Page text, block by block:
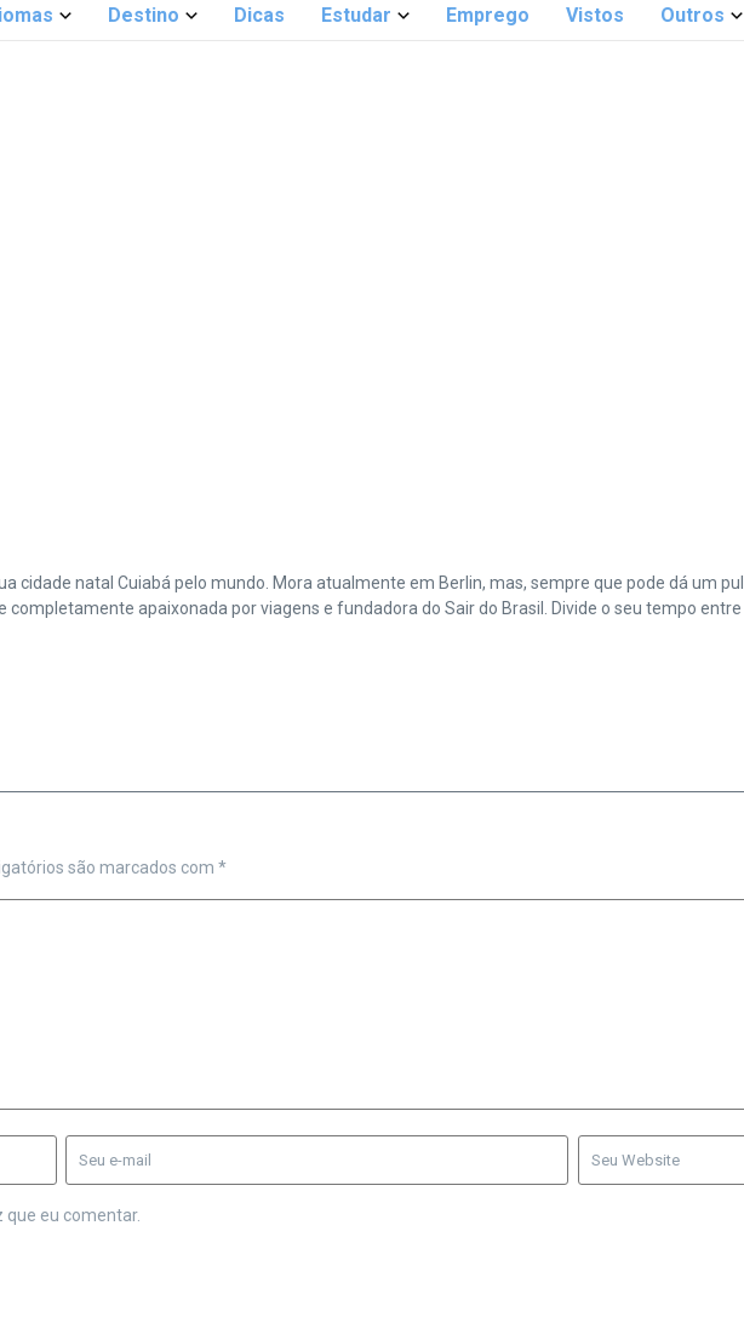
Destino Dicas Estudar Emprego Vistos Outros
cidade natal Cuiabá pelo mundo. Mora atualmente em Berlin, mas, sempre que pode dá um
apaixonada por viagens e fundadora do Sair do Brasil. Divide o seu tempo
são marcados com *
eu comentar.